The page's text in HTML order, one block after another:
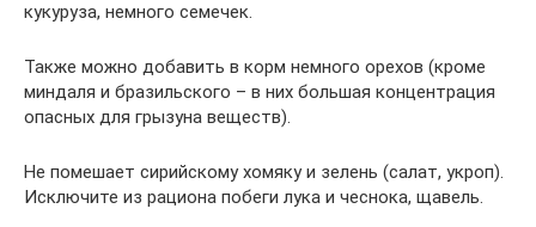
кукуруза, немного семечек.
Также можно добавить в корм немного орехов (кроме
миндаля и бразильского – в них большая концентрация
опасных для грызуна веществ).
Не помешает сирийскому хомяку и зелень (салат, укроп).
Исключите из рациона побеги лука и чеснока, щавель.